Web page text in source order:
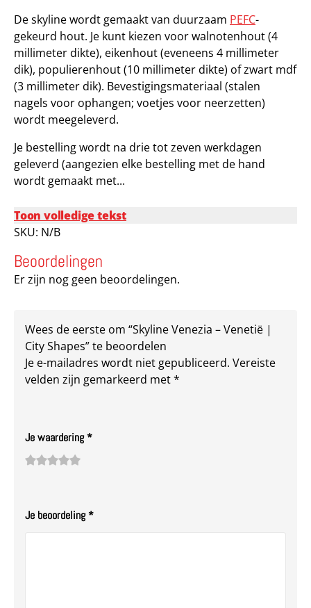
De skyline wordt gemaakt van duurzaam PEFC-
gekeurd hout. Je kunt kiezen voor walnotenhout (4
millimeter dikte), eikenhout (eveneens 4 millimeter
dik), populierenhout (10 millimeter dikte) of zwart mdf
(3 millimeter dik). Bevestigingsmateriaal (stalen
nagels voor ophangen; voetjes voor neerzetten)
wordt meegeleverd.
Je bestelling wordt na drie tot zeven werkdagen
geleverd (aangezien elke bestelling met de hand
wordt gemaakt met...
Toon volledige tekst
SKU: N/B
Beoordelingen
Er zijn nog geen beoordelingen.
Wees de eerste om “Skyline Venezia – Venetië |
City Shapes” te beoordelen
Je e-mailadres wordt niet gepubliceerd. Vereiste
velden zijn gemarkeerd met*
Je waardering*
de
5
de 5
sterren
sterren
sterren
Je beoordeling*